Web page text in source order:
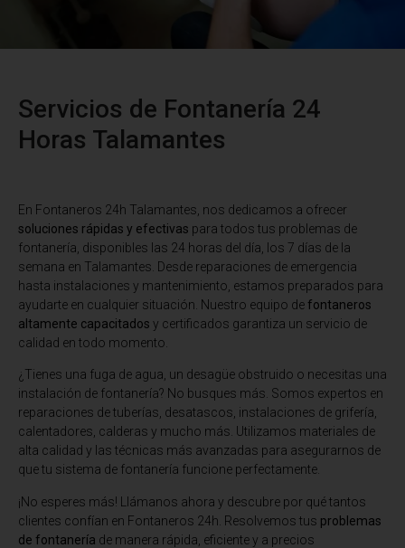
Servicios de Fontanería 24
Horas Talamantes
En Fontaneros 24h Talamantes , nos dedicamos a ofrecer
soluciones rápidas y efectivas para todos tus problemas de
fontanería, disponibles las 24 horas del día, los 7 días de la
semana en Talamantes. Desde reparaciones de emergencia
hasta instalaciones y mantenimiento, estamos preparados para
ayudarte en cualquier situación. Nuestro equipo de fontaneros
altamente capacitados y certificados garantiza un servicio de
calidad en todo momento.
¿Tienes una fuga de agua, un desagüe obstruido o necesitas una
instalación de fontanería? No busques más. Somos expertos en
reparaciones de tuberías, desatascos, instalaciones de grifería,
calentadores, calderas y mucho más. Utilizamos materiales de
alta calidad y las técnicas más avanzadas para asegurarnos de
que tu sistema de fontanería funcione perfectamente.
¡No esperes más! Llámanos ahora y descubre por qué tantos
clientes confían en Fontaneros 24h. Resolvemos tus problemas
de fontanería de manera rápida, eficiente y a precios